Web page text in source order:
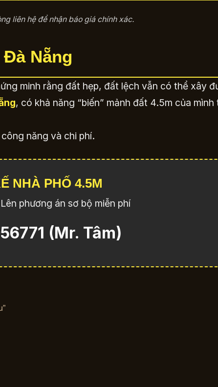
liên hệ để nhận báo giá chính xác.
Nẵng
minh rằng đất hẹp, đất lệch vẫn có thể xây
, có khả năng “biến” mảnh đất 4.5m của
năng và chi phí.
NHÀ PHỐ 4.5M
phương án sơ bộ miễn phí
(Mr. Tâm)